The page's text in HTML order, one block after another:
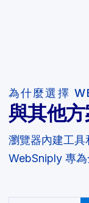
為什麼選擇
與其他方
瀏覽器內建工具
WebSniply 專為